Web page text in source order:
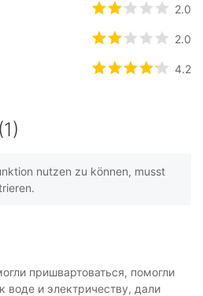
bewertet2 /5
2.0
bewertet2 /5
2.0
bewertet4.2/
4.2
nutzen zu können, musst
пришвартоваться, помогли
воде и электричеству, дали